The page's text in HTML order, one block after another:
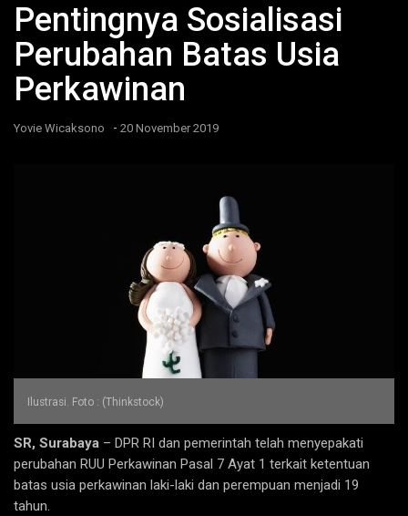
Pentingnya Sosialisasi
Perubahan Batas Usia
Perkawinan
Yovie Wicaksono - 20 November 2019
Ilustrasi. Foto : (Thinkstock)
SR, Surabaya – DPR RI dan pemerintah telah menyepakati
perubahan RUU Perkawinan Pasal 7 Ayat 1 terkait ketentuan
batas usia perkawinan laki-laki dan perempuan menjadi 19
tahun.